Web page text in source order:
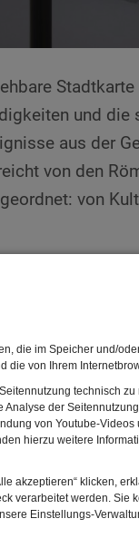
die im Speicher und/
die von Ihrem
technisch
der
von Youtube-
hierzu weitere
akzeptieren“ klicken,
verarbeitet werden. Sie
Einstellungs-
und die
aus der
von den
von